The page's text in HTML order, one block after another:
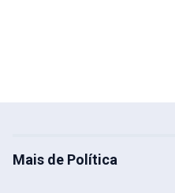
Mais de Política